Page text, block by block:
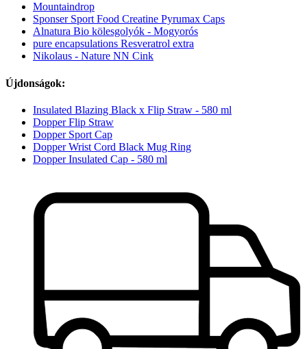
Mountaindrop
Sponser Sport Food Creatine Pyrumax Caps
Alnatura Bio kölesgolyók - Mogyorós
pure encapsulations Resveratrol extra
Nikolaus - Nature NN Cink
Újdonságok:
Insulated Blazing Black x Flip Straw - 580 ml
Dopper Flip Straw
Dopper Sport Cap
Dopper Wrist Cord Black Mug Ring
Dopper Insulated Cap - 580 ml